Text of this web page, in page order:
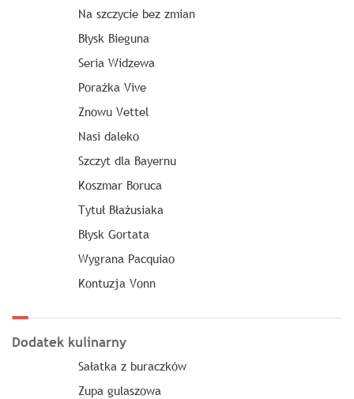
Na szczycie bez zmian
Błysk Bieguna
Seria Widzewa
Porażka Vive
Znowu Vettel
Nasi daleko
Szczyt dla Bayernu
Koszmar Boruca
Tytuł Błażusiaka
Błysk Gortata
Wygrana Pacquiao
Kontuzja Vonn
Dodatek kulinarny
Sałatka z buraczków
Zupa gulaszowa